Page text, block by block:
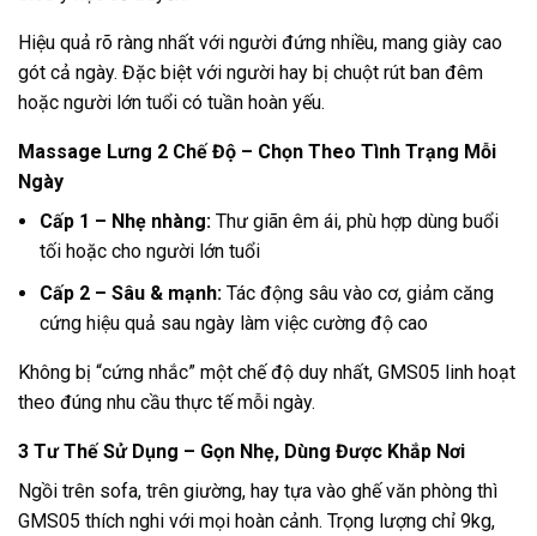
Hiệu quả rõ ràng nhất với người đứng nhiều, mang giày cao
gót cả ngày. Đặc biệt với người hay bị chuột rút ban đêm
hoặc người lớn tuổi có tuần hoàn yếu.
Massage Lưng 2 Chế Độ – Chọn Theo Tình Trạng Mỗi
Ngày
Cấp 1 – Nhẹ nhàng: Thư giãn êm ái, phù hợp dùng buổi
tối hoặc cho người lớn tuổi
Cấp 2 – Sâu & mạnh: Tác động sâu vào cơ, giảm căng
cứng hiệu quả sau ngày làm việc cường độ cao
Không bị “cứng nhắc” một chế độ duy nhất, GMS05 linh hoạt
theo đúng nhu cầu thực tế mỗi ngày.
3 Tư Thế Sử Dụng – Gọn Nhẹ, Dùng Được Khắp Nơi
Ngồi trên sofa, trên giường, hay tựa vào ghế văn phòng thì
GMS05 thích nghi với mọi hoàn cảnh. Trọng lượng chỉ 9kg,